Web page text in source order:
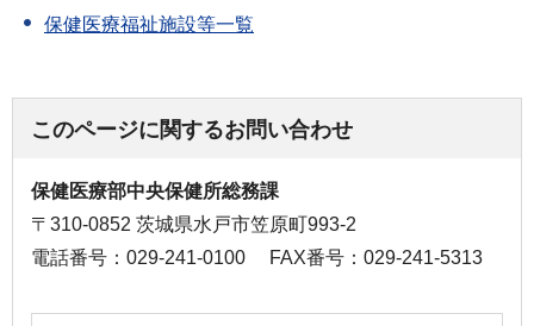
保健医療福祉施設等一覧
このページに関するお問い合わせ
保健医療部中央保健所総務課
〒310-0852 茨城県水戸市笠原町993-2
電話番号：029-241-0100
FAX番号：029-241-5313